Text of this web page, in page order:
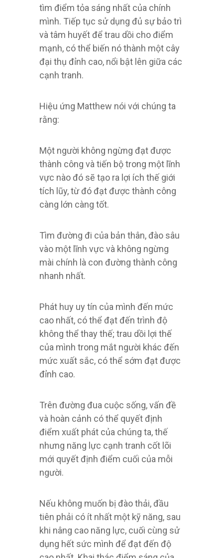
tìm điểm tỏa sáng nhất của chính
mình. Tiếp tục sử dụng đủ sự bảo trì
và tâm huyết để trau dồi cho điểm
mạnh, có thể biến nó thành một cây
đại thụ đỉnh cao, nổi bật lên giữa các
cạnh tranh.
Hiệu ứng Matthew nói với chúng ta
rằng:
Một người không ngừng đạt được
thành công và tiến bộ trong một lĩnh
vực nào đó sẽ tạo ra lợi ích thế giới
tích lũy, từ đó đạt được thành công
càng lớn càng tốt.
Tìm đường đi của bản thân, đào sâu
vào một lĩnh vực và không ngừng
mài chính là con đường thành công
nhanh nhất.
Phát huy uy tín của mình đến mức
cao nhất, có thể đạt đến trình độ
không thể thay thế; trau dồi lợi thế
của mình trong mắt người khác đến
mức xuất sắc, có thể sớm đạt được
đỉnh cao.
Trên đường đua cuộc sống, vấn đề
và hoàn cảnh có thể quyết định
điểm xuất phát của chúng ta, thế
nhưng năng lực cạnh tranh cốt lõi
mới quyết định điểm cuối của mỗi
người.
Nếu không muốn bị đào thải, đầu
tiên phải có ít nhất một kỹ năng, sau
khi nâng cao năng lực, cuối cùng sử
dụng hết sức mình để đạt đến độ